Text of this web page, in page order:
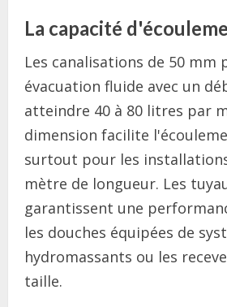
La capacité
Les canalisations de 50
évacuation fluide avec un
atteindre 40 à 80 litres par
dimension facilite
surtout pour les
mètre de longueur. Les
garantissent une
les douches équipées de
hydromassants ou les
taille.